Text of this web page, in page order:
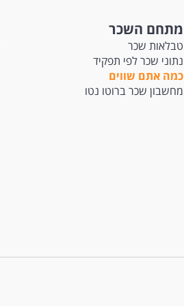
מתחם השכר
טבלאות שכר
נתוני שכר לפי תפקיד
כמה אתם שווים
מחשבון שכר ברוטו נטו